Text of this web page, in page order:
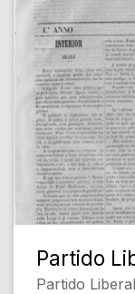
Partido
Partido